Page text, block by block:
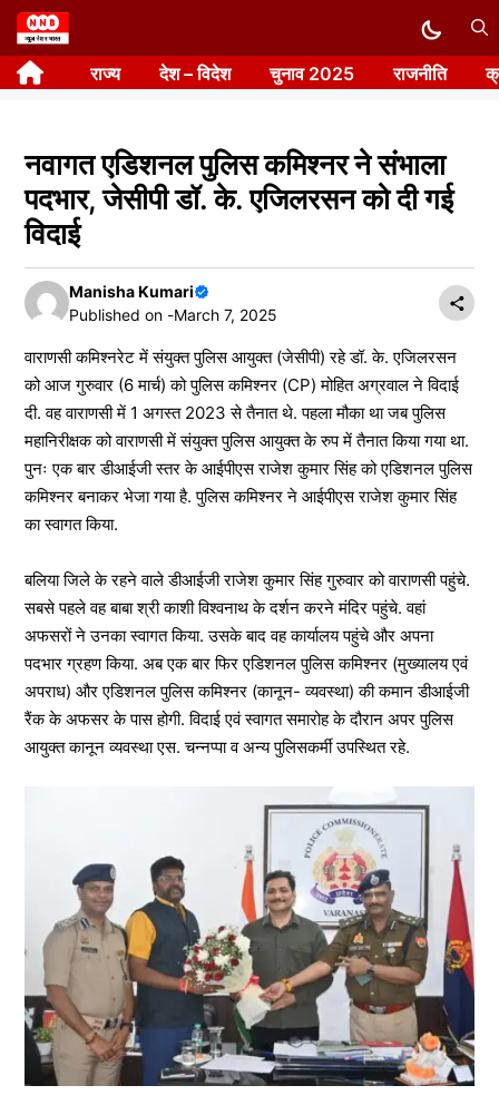
Skip
to
content राज्य देश – विदेश चुनाव 2025 राजनीति
नवागत एडिशनल पुलिस कमिश्नर ने संभाला
पदभार, जेसीपी डॉ. के. एजिलरसन को दी गई
विदाई
Manisha Kumari
Published on -March 7, 2025
वाराणसी कमिश्नरेट में संयुक्त पुलिस आयुक्त (जेसीपी) रहे डॉ. के. एजिलरसन
को आज गुरुवार (6 मार्च) को पुलिस कमिश्नर (CP) मोहित अग्रवाल ने विदाई
दी. वह वाराणसी में 1 अगस्त 2023 से तैनात थे. पहला मौका था जब पुलिस
महानिरीक्षक को वाराणसी में संयुक्त पुलिस आयुक्त के रुप में तैनात किया गया था.
पुनः एक बार डीआईजी स्तर के आईपीएस राजेश कुमार सिंह को एडिशनल पुलिस
कमिश्नर बनाकर भेजा गया है. पुलिस कमिश्नर ने आईपीएस राजेश कुमार सिंह
का स्वागत किया.
बलिया जिले के रहने वाले डीआईजी राजेश कुमार सिंह गुरुवार को वाराणसी पहुंचे.
सबसे पहले वह बाबा श्री काशी विश्वनाथ के दर्शन करने मंदिर पहुंचे. वहां
अफसरों ने उनका स्वागत किया. उसके बाद वह कार्यालय पहुंचे और अपना
पदभार ग्रहण किया. अब एक बार फिर एडिशनल पुलिस कमिश्नर (मुख्यालय एवं
अपराध) और एडिशनल पुलिस कमिश्नर (कानून- व्यवस्था) की कमान डीआईजी
रैंक के अफसर के पास होगी. विदाई एवं स्वागत समारोह के दौरान अपर पुलिस
आयुक्त कानून व्यवस्था एस. चन्नप्पा व अन्य पुलिसकर्मी उपस्थित रहे.